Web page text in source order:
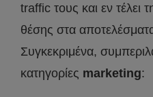
traffic τους και εν τέλει
θέσης στα
Συγκεκριμένα,
κατηγορίες marketing: